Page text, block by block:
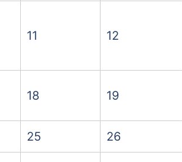
11 12
18 19
25 26